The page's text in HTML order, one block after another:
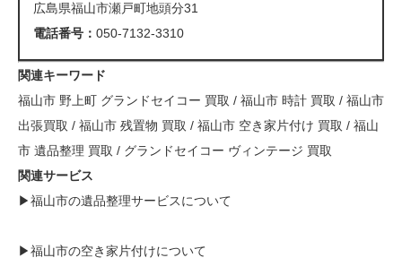
広島県福山市瀬戸町地頭分31
電話番号： 050-7132-3310
関連キーワード
福山市 野上町 グランドセイコー 買取 / 福山市 時計 買取 / 福山市
出張買取 / 福山市 残置物 買取 / 福山市 空き家片付け 買取 / 福山
市 遺品整理 買取 / グランドセイコー ヴィンテージ 買取
関連サービス
▶福山市の遺品整理サービスについて
▶福山市の空き家片付けについて